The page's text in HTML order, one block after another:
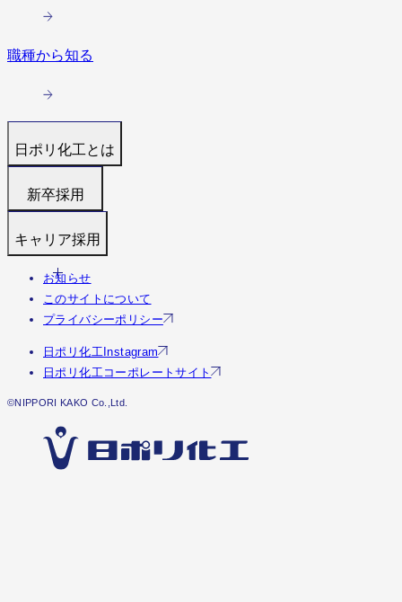
職種から知る
日ポリ化工とは
トップ
働く環境と制度
すぐわかる日ポリ化工
会社情報・沿革
事業・実績を見る（実績サイトへ）
新卒採用
募集職種
採用フロー
Q&A
エントリー
キャリア採用
募集職種
福利厚生・研修
お知らせ
このサイトについて
プライバシーポリシー
日ポリ化工Instagram
日ポリ化工コーポレートサイト
©︎NIPPORI KAKO Co.,Ltd.